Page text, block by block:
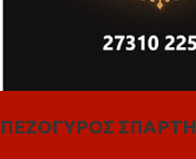
ΠΕΖΟΓΥΡΟΣ ΣΠΑΡΤΗ